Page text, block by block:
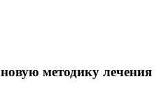
методику лечения